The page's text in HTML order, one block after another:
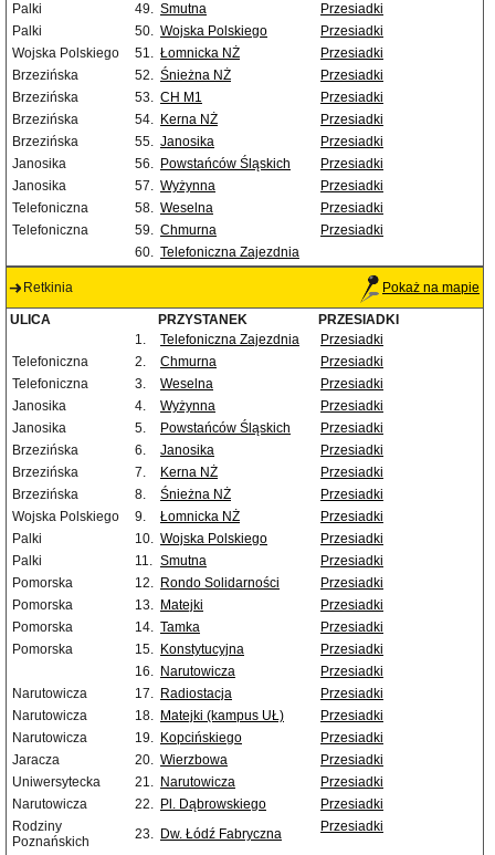
Palki
49. Smutna
Przesiadki
Palki
50. Wojska Polskiego
Przesiadki
Wojska Polskiego
51. Łomnicka NŻ
Przesiadki
Brzezińska
52. Śnieżna NŻ
Przesiadki
Brzezińska
53. CH M1
Przesiadki
Brzezińska
54. Kerna NŻ
Przesiadki
Brzezińska
55. Janosika
Przesiadki
Janosika
56. Powstańców Śląskich
Przesiadki
Janosika
57. Wyżynna
Przesiadki
Telefoniczna
58. Weselna
Przesiadki
Telefoniczna
59. Chmurna
Przesiadki
60. Telefoniczna Zajezdnia
Retkinia Pokaż na mapie
ULICA PRZYSTANEK
PRZESIADKI
1.
Telefoniczna Zajezdnia
Przesiadki
Telefoniczna
2. Chmurna
Przesiadki
Telefoniczna
3. Weselna
Przesiadki
Janosika
4. Wyżynna
Przesiadki
Janosika
5. Powstańców Śląskich
Przesiadki
Brzezińska
6. Janosika
Przesiadki
Brzezińska
7. Kerna NŻ
Przesiadki
Brzezińska
8. Śnieżna NŻ
Przesiadki
Wojska Polskiego
9. Łomnicka NŻ
Przesiadki
Palki
10. Wojska Polskiego
Przesiadki
Palki
11. Smutna
Przesiadki
Pomorska
12. Rondo Solidarności
Przesiadki
Pomorska
13. Matejki
Przesiadki
Pomorska
14. Tamka
Przesiadki
Pomorska
15. Konstytucyjna
Przesiadki
16. Narutowicza
Przesiadki
Narutowicza
17. Radiostacja
Przesiadki
Narutowicza
18. Matejki (kampus UŁ)
Przesiadki
Narutowicza
19. Kopcińskiego
Przesiadki
Jaracza
20. Wierzbowa
Przesiadki
Uniwersytecka
21. Narutowicza
Przesiadki
Narutowicza
22. Pl. Dąbrowskiego
Przesiadki
Rodziny
Poznańskich
23. Dw. Łódź Fabryczna Przesiadki